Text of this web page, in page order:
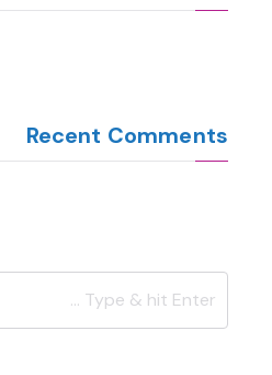
Recent Comments